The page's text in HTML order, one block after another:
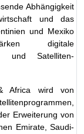
Abhängigkeit
und das
und Mexiko
digitale
und Satelliten-
Africa wird von
Erweiterung von
Emirate, Saudi-